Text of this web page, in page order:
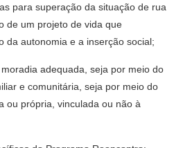
para superação da situação de rua
de um projeto de vida que
da autonomia e a inserção social;
adequada, seja por meio do
e comunitária, seja por meio do
ou própria, vinculada ou não à